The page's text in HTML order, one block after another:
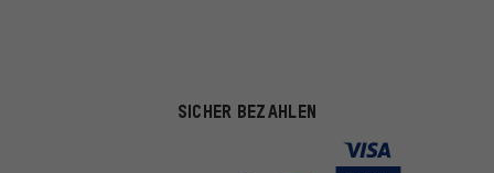
SICHER BEZAHLEN